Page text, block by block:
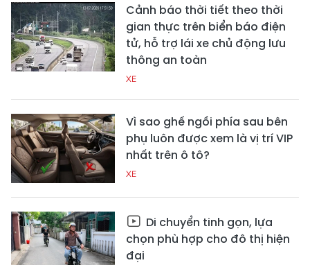
Cảnh báo thời tiết theo thời
gian thực trên biển báo điện
tử, hỗ trợ lái xe chủ động lưu
thông an toàn
XE
Vì sao ghế ngồi phía sau bên
phụ luôn được xem là vị trí VIP
nhất trên ô tô?
XE
Di chuyển tinh gọn, lựa
chọn phù hợp cho đô thị hiện
đại